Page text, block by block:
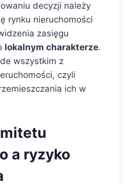
decyzji należy
rynku nieruchomości
zasięgu
lokalnym charakterze.
wszystkim z
czyli
ich w
a ryzyko